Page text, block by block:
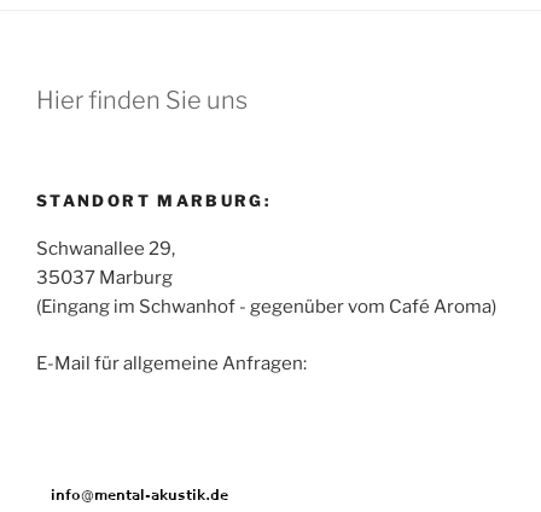
Hier finden Sie uns
STANDORT MARBURG:
Schwanallee 29,
35037 Marburg
(Eingang im Schwanhof - gegenüber vom Café Aroma)
E-Mail für allgemeine Anfragen: